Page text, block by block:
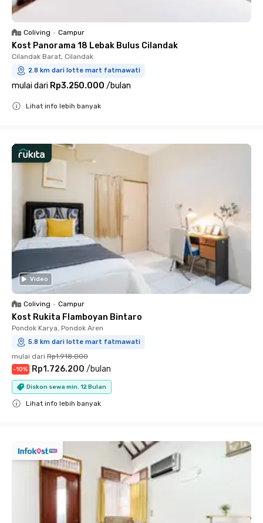
Coliving • Campur
Kost Panorama 18 Lebak Bulus Cilandak
Cilandak Barat, Cilandak
2.8 km dari lotte mart fatmawati
mulai dari Rp3.250.000 /bulan
Lihat info lebih banyak
Video
Coliving • Campur
Kost Rukita Flamboyan Bintaro
Pondok Karya, Pondok Aren
5.8 km dari lotte mart fatmawati
mulai dari Rp1.918.000
-10% Rp1.726.200 /bulan
Diskon sewa min. 12 Bulan
Lihat info lebih banyak